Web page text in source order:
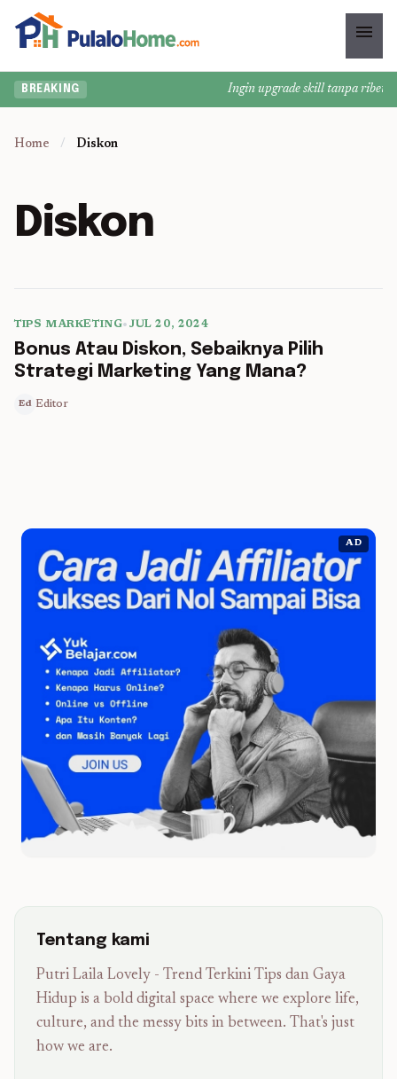
menu
BREAKING Ingin upgrade skill tanpa ribet?
Home / Diskon
Diskon
5 min read
TIPS MARKETING• JUL 20, 2024
Bonus Atau Diskon, Sebaiknya Pilih
Strategi Marketing Yang Mana?
Ed Editor
AD
Tentang kami
Putri Laila Lovely - Trend Terkini Tips dan Gaya
Hidup is a bold digital space where we explore life,
culture, and the messy bits in between. That's just
how we are.